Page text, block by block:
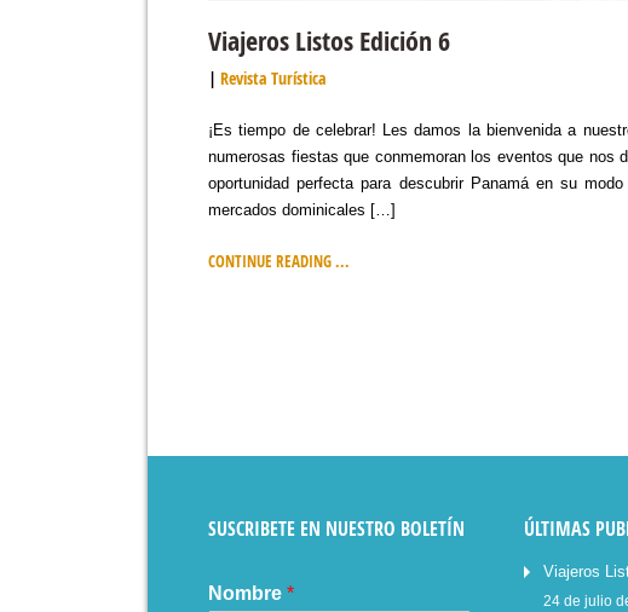
Viajeros Listos Edición 6
Revista Turística
¡Es tiempo de celebrar! Les damos la bienvenida a
numerosas fiestas que conmemoran los eventos que nos
oportunidad perfecta para descubrir Panamá en su
mercados dominicales […]
CONTINUE READING ...
SUSCRIBETE EN NUESTRO BOLETÍN
Nombre *
ÚLTIMAS
Viajeros
24 de julio